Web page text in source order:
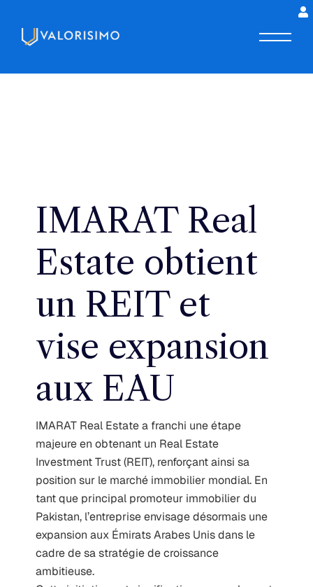
IMARAT Real
Estate obtient
un REIT et
vise expansion
aux EAU
IMARAT Real Estate a franchi une étape
majeure en obtenant un Real Estate
Investment Trust (REIT), renforçant ainsi sa
position sur le marché immobilier mondial. En
tant que principal promoteur immobilier du
Pakistan, l’entreprise envisage désormais une
expansion aux Émirats Arabes Unis dans le
cadre de sa stratégie de croissance
ambitieuse.